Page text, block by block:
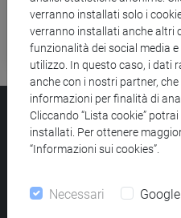
Insegnamenti e orari
Esami
Università Ca’ Foscari
Dorsoduro 3246, 30123
P.IVA 00816350276 - C.F.
verranno installati solo i
verranno installati anche altri
funzionalità dei social media
utilizzo. In questo caso, i dati
anche con i nostri partner,
informazioni per finalità di
Cliccando “Lista cookie”
installati. Per ottenere
“Informazioni sui cookies”.
Necessari